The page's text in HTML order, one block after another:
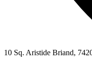
10 Sq. Aristide Briand,